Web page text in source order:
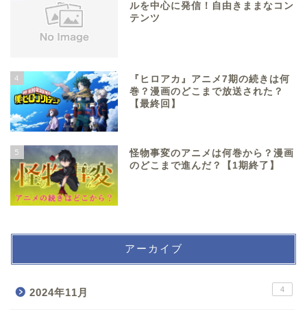
ルを中心に発信！自由きままなコン
テンツ
4
『ヒロアカ』アニメ7期の続きは何
巻？漫画のどこまで放送された？
【最終回】
5
怪物事変のアニメは何巻から？漫画
のどこまで進んだ？【1期終了】
アーカイブ
2024年11月 4